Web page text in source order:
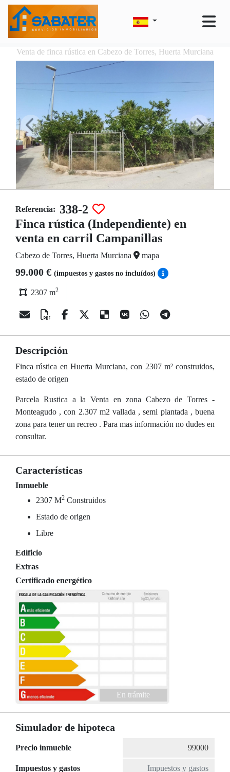
Venta de finca rústica en Cabezo de Torres, Huerta Murciana
Referencia: 338-2
Finca rústica (Independiente) en
venta en carril Campanillas
Cabezo de Torres, Huerta Murciana mapa
99.000 € (impuestos y gastos no incluídos)
2307 m2
Descripción
Finca rústica en Huerta Murciana, con 2307 m² construidos,
estado de origen
Parcela Rustica a la Venta en zona Cabezo de Torres -
Monteagudo , con 2.307 m2 vallada , semi plantada , buena
zona para tener un recreo . Para mas información no dudes en
consultar.
Características
Inmueble
2307 M2 Construidos
Estado de origen
Libre
Edificio
Extras
Certificado energético
En trámite
Simulador de hipoteca
Precio inmueble
Impuestos y gastos